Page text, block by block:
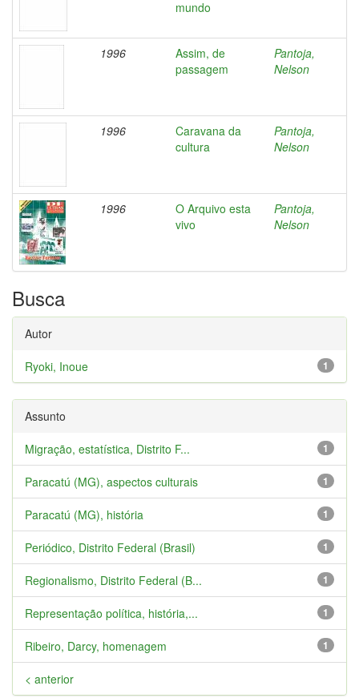
mundo
1996
Assim, de
passagem
Pantoja,
Nelson
1996
Caravana da
cultura
Pantoja,
Nelson
1996
O Arquivo esta
vivo
Pantoja,
Nelson
Busca
Autor
1
Ryoki, Inoue
Assunto
1
Migração, estatística, Distrito F...
1
Paracatú (MG), aspectos culturais
1
Paracatú (MG), história
1
Periódico, Distrito Federal (Brasil)
1
Regionalismo, Distrito Federal (B...
1
Representação política, história,...
1
Ribeiro, Darcy, homenagem
< anterior